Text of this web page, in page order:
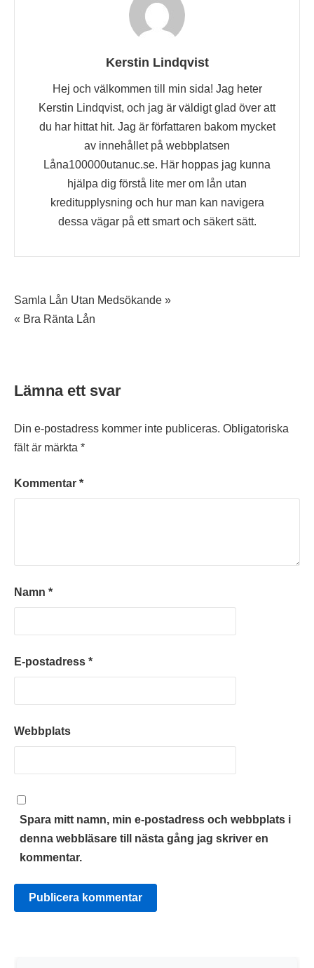
Kerstin Lindqvist
Hej och välkommen till min sida! Jag heter
Kerstin Lindqvist, och jag är väldigt glad över att
du har hittat hit. Jag är författaren bakom mycket
av innehållet på webbplatsen
Låna100000utanuc.se. Här hoppas jag kunna
hjälpa dig förstå lite mer om lån utan
kreditupplysning och hur man kan navigera
dessa vägar på ett smart och säkert sätt.
Inläggsnavigering
Samla Lån Utan Medsökande »
« Bra Ränta Lån
Lämna ett svar
Din e-postadress kommer inte publiceras. Obligatoriska
fält är märkta *
Kommentar *
Namn *
E-postadress *
Webbplats
Spara mitt namn, min e-postadress och webbplats i
denna webbläsare till nästa gång jag skriver en
kommentar.